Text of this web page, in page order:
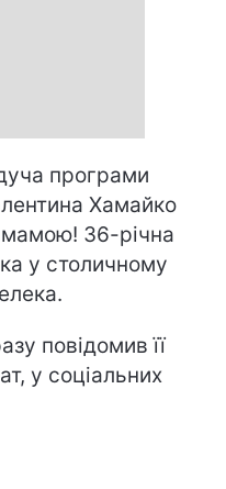
програми
Хамайко
мамою! 36-річна
у столичному
повідомив її
у соціальних